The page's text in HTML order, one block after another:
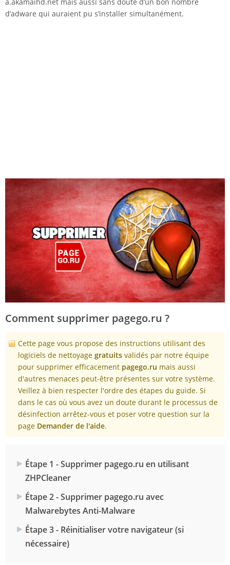
d’adware qui auraient pu s’installer simultanément.
Comment supprimer pagego.ru ?
Cette page vous propose des instructions utilisant des
logiciels de nettoyage gratuits validés par notre équipe
pour supprimer efficacement pagego.ru mais aussi
d'autres menaces peut-être présentes sur votre système.
Veillez à bien respecter l'ordre des étapes du guide. Si
dans le cas où vous avez un doute durant le processus de
désinfection arrêtez-vous et poser votre question sur la
page Demander de l'aide.
Étape 1 - Supprimer pagego.ru en utilisant
ZHPCleaner
Étape 2 - Supprimer pagego.ru avec
Malwarebytes Anti-Malware
Étape 3 - Réinitialiser votre navigateur (si
nécessaire)